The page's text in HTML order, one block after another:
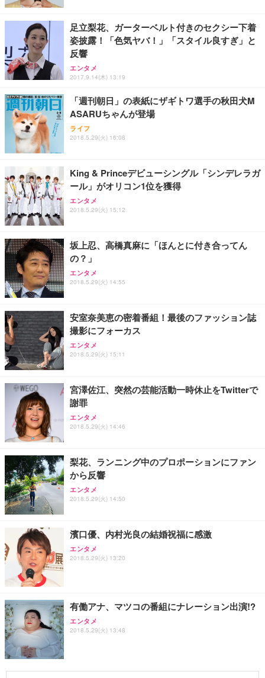
務用 おしゃれ パソコンチェア (ブラック)
Sezlife オフィスチェア デスクチェア 疲れない テレ
ワーク チェア 強化バックレスト 30度ロッキング機
能 人間工学 椅子 腰サポート 90度跳ね上げ式アーム
レスト 3Dヘッドレスト ハンガー付き 高反発クッシ
務用 おしゃれ パソコンチェア (ホワイト)
ANDWINT オフィスチェア デスクチェア 肘なし メ
ッシュ 通気性 ランバーサポート付き 腰サポート ガ
ス圧無段階昇降 360度回転 キャスター付き コンパク
【整備済み品】Dell E2724HS 27インチ 液晶モニタ
ー フルHD（1920×1080）VA 非光沢 HDMI/DisplayP
ort/VGA スピーカー内蔵 高さ調整 スイベル VESA対
応 ComfortView ビジネス向け
￥15,800
【MiniLED/24.5inch/280Hz/FHD】GRAPHT THE S
HOOTER Gaming Monitor 24” Essential ゲーミン
グモニター QD 24.5インチ 1ms FHD 量子ドット 残
Smart Basic(スマートベーシック) 【Amazon.co.jp
限定】 Smart Basic アイリスオーヤマ ペットシーツ
超厚型 お徳用 ワイド 100枚入 (x 1) (ケース販売)
アイリスオーヤマ ペットシーツ 超厚型 お徳用 レギ
ュラー 200枚入【Amazon.co.jp限定】
足立梨花、ガーターベルト付きのセクシー下着
姿披露！「色気ヤバ！」「スタイル良すぎ」と
反響
エンタメ
2017.9.14(木) 13:19
「週刊朝日」の表紙にザギトワ選手の秋田犬M
ASARUちゃんが登場
ライフ
2018.5.29(火) 16:08
King & Princeデビューシングル「シンデレラガ
ール」がオリコン1位を獲得
エンタメ
2018.5.29(火) 15:12
坂上忍、高橋真麻に「ほんとに付き合ってん
の？」
エンタメ
2018.5.29(火) 14:55
安室奈美恵の密着番組！最後のファッション誌
撮影にフォーカス
エンタメ
2018.5.29(火) 15:11
宮澤佐江、突然の芸能活動一時休止をTwitterで
謝罪
エンタメ
2018.5.29(火) 14:46
梨花、ランニング中のプロポーションにファン
から反響
エンタメ
2018.5.29(火) 14:50
濱口優、内村光良の結婚祝福に感激
エンタメ
2018.5.29(火) 13:20
有働アナ、マツコの番組にナレーション出演!?
エンタメ
2018.5.29(火) 13:48